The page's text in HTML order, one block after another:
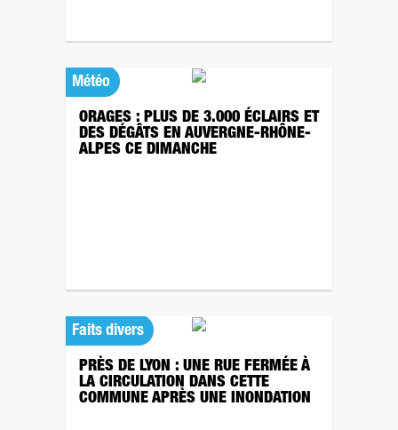
Météo
ORAGES : PLUS DE 3.000 ÉCLAIRS ET
DES DÉGÂTS EN AUVERGNE-RHÔNE-
ALPES CE DIMANCHE
Faits divers
PRÈS DE LYON : UNE RUE FERMÉE À
LA CIRCULATION DANS CETTE
COMMUNE APRÈS UNE INONDATION